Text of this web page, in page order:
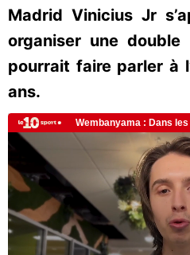
Madrid Vinicius Jr
organiser une
pourrait faire parler à
ans.